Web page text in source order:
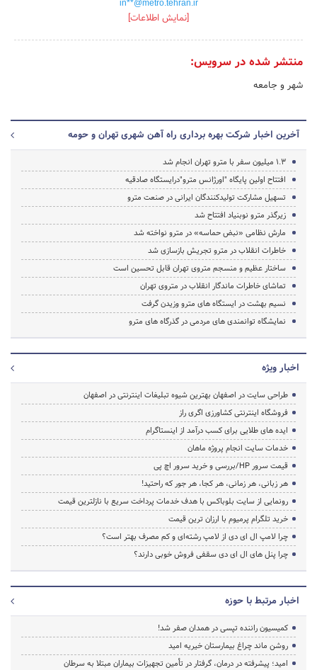
in**@metro.tehran.ir
[نمایش اطلاعات]
منتشر شده در سرویس:
شهر و جامعه
آخرین اخبار شرکت بهره برداری راه آهن شهری تهران و حومه
1.3 میلیون سفر با مترو تهران انجام شد
افتتاح اولین پایگاه "اورژانس مترو"درایستگاه صادقیه
تسهیل مشارکت تولیدکنندگان ایرانی در صنعت مترو
زیرگذر مترو نوبنیاد افتتاح شد
مارش نظامی «نبض حماسه» در مترو نواخته شد
خاطرات انقلاب در مترو تجریش بازسازی شد
ساختار عظیم و منسجم متروی تهران قابل تحسین است
تماشای خاطرات ماندگار انقلاب در متروی تهران
نسیم بهشت در ایستگاه های مترو وزیدن گرفت
نمایشگاه توانمندی های مردمی در گذرگاه های مترو
اخبار ویژه
طراحی سایت در اصفهان بهترین شیوه تبلیغات اینترنتی در اصفهان
فروشگاه اینترنتی کشاورزی اگری راز
ایده های طلایی برای کسب درآمد از اینستاگرام
خدمات سایت انجام پروژه ماهان
قیمت سرور HP/بررسی و خرید سرور اچ پی
هر زبانی، هر زمانی، هر کجا، هر جور که راحتید!
رونمایی از سایت بلوباکس با هدف خدمات پرداخت سریع با نازلترین قیمت
خرید تلگرام پرمیوم با ارزان ترین قیمت
چرا لامپ ال ای دی از لامپ رشته‌ای و کم مصرف بهتر است؟
چرا پنل های ال ای دی سقفی فروش خوبی دارند؟
اخبار مرتبط با حوزه
کمیسیون راننده تپسی در همدان صفر شد!
روشن ماند چراغ بیمارستان خیریه امید
امید؛ پیشرفته در درمان، گرفتار در تأمین تجهیزات بیماران مبتلا به سرطان